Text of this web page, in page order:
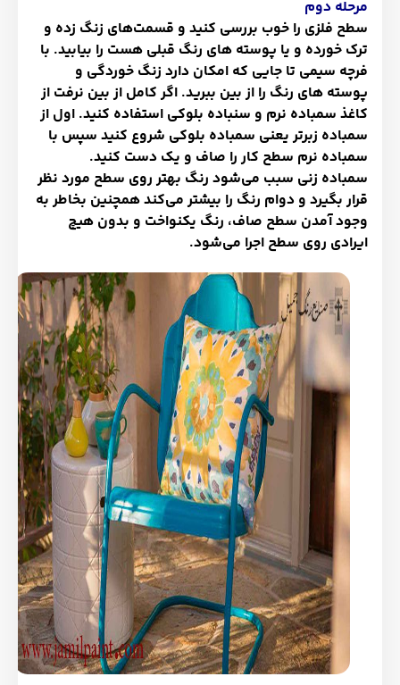
مرحله دوم
سطح فلزی را خوب بررسی کنید و قسمت‌های زنگ زده و
ترک خورده و یا پوسته های رنگ قبلی هست را بیابید. با
فرچه سیمی تا جایی که امکان دارد زنگ خوردگی و
پوسته های رنگ را از بین ببرید. اگر کامل از بین نرفت از
کاغذ سمباده نرم و سنباده بلوکی استفاده کنید. اول از
سمباده زبرتر یعنی سمباده بلوکی شروع کنید سپس با
سمباده نرم سطح کار را صاف و یک دست کنید.
سمباده زنی سبب می‌شود رنگ بهتر روی سطح مورد نظر
قرار بگیرد و دوام رنگ را بیشتر می‌کند همچنین بخاطر به
وجود آمدن سطح صاف، رنگ یکنواخت و بدون هیچ
ایرادی روی سطح اجرا می‌شود.